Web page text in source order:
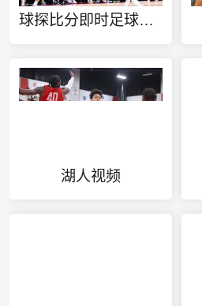
球探比分即时足球比分官网手机版
湖人视频